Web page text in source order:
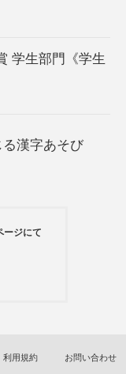
学生部門《学生
漢字あそび
ージにて
利用規約 お問い合わせ